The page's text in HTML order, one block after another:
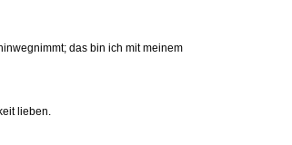
das bin ich mit meinem
lieben.